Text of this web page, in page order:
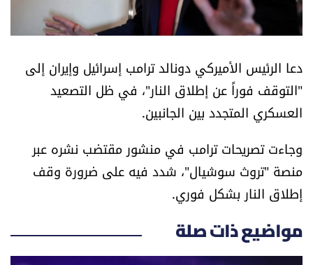
نداء القرّاء
كتّابنا
آراء
العالم
دعا الرئيس الأميركي دونالد ترامب إسرائيل وإيران إلى
"التوقف فوراً عن إطلاق النار"، في ظل التصعيد
العسكري المتجدد بين الجانبين.
وجاءت تصريحات ترامب في منشور مقتضب نشره عبر
منصة "تروث سوشيال"، شدد فيه على ضرورة وقف
إطلاق النار بشكل فوري.
مواضيع ذات صلة